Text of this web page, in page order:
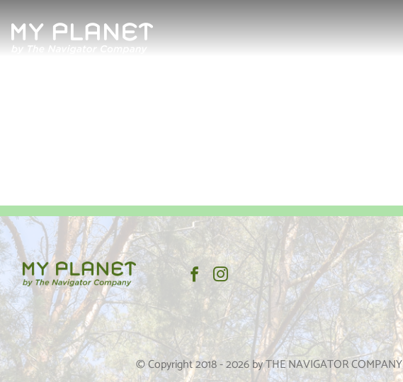
Revista
Contactos
Política de Privacidade
© Copyright 2018 -2026by THE NAVIGATOR COMPANY